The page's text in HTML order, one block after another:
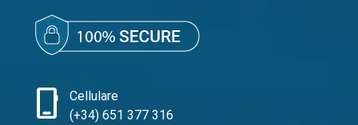
phone_iphone
Cellulare
(+34) 651 377 316